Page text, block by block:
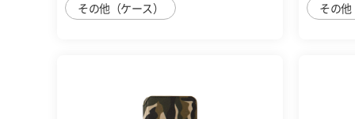
その他（ケース） その他